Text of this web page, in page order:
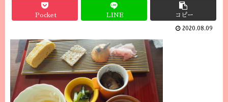
Pocket LINE コピー
2020.08.09